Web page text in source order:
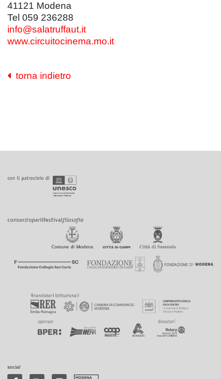
41121 Modena
Tel 059 236288
info@salatruffaut.it
www.circuitocinema.mo.it
torna indietro
social